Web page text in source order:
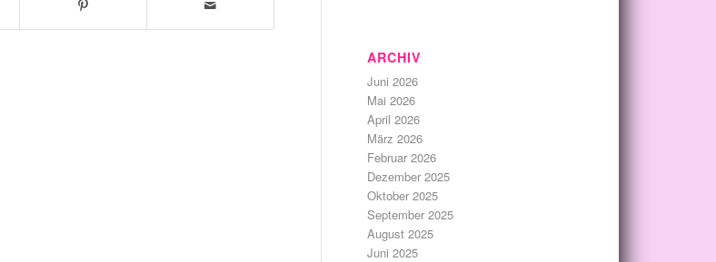
ARCHIV
Juni 2026
Mai 2026
April 2026
März 2026
Februar 2026
Dezember 2025
Oktober 2025
September 2025
August 2025
Juni 2025